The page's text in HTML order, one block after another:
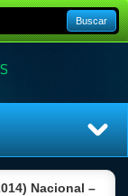
Buscar
Nacional –